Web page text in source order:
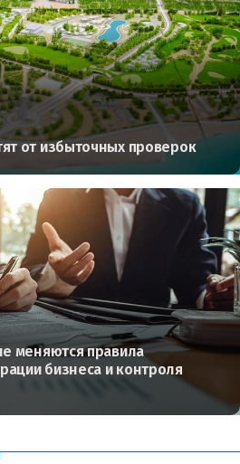
от избыточных проверок
меняются правила
бизнеса и контроля